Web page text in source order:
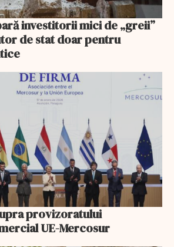
investitorii mici de „greii”
de stat doar pentru
provizoratului
UE-Mercosur